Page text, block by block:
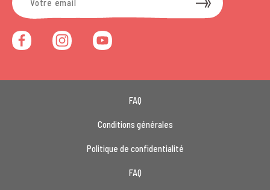
FAQ
Conditions générales
Politique de confidentialité
FAQ